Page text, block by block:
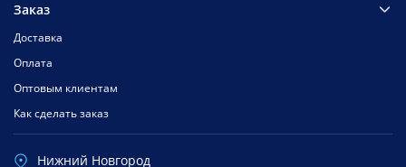
Заказ
Доставка
Оплата
Оптовым клиентам
Как сделать заказ
Нижний Новгород